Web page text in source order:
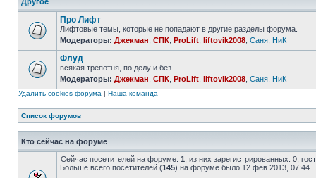
Про Лифт
Лифтовые темы, которые не попадают в другие разделы форума.
Модераторы: Джекман СПК ProLift liftovik2008 Саня НиК
Флуд
всякая трепотня, по делу и без.
Модераторы: Джекман СПК ProLift liftovik2008 Саня НиК
Удалить cookies форума | Наша команда
Список форумов
Кто сейчас на форуме
Сейчас посетителей на форуме: 1 , из них зарегистрированных: 0,
Больше всего посетителей (145) на форуме было 12 фев 2013, 07:44